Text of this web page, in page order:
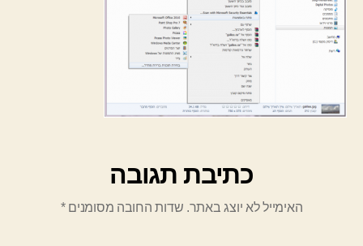
כתיבת תגובה
האימייל לא יוצג באתר. שדות החובה מסומנים*